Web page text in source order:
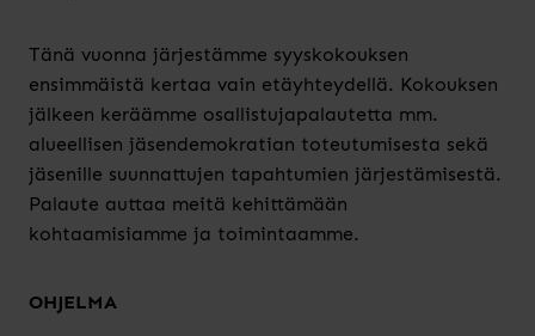
Tänä vuonna järjestämme syyskokouksen
ensimmäistä kertaa vain etäyhteydellä. Kokouksen
jälkeen keräämme osallistujapalautetta mm.
alueellisen jäsendemokratian toteutumisesta sekä
jäsenille suunnattujen tapahtumien järjestämisestä.
Palaute auttaa meitä kehittämään
kohtaamisiamme ja toimintaamme.
OHJELMA